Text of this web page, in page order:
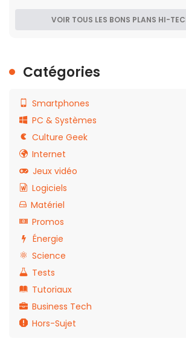
VOIR TOUS LES BONS PLANS HI-
Catégories
Smartphones
PC & Systèmes
Culture Geek
Internet
Jeux vidéo
Logiciels
Matériel
Promos
Énergie
Science
Tests
Tutoriaux
Business Tech
Hors-Sujet